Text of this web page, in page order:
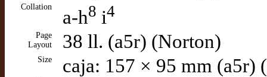
Collation a-h8 i4
Page
Layout
38 ll. (a5r) (Norton)
Size caja: 157 × 95 mm (a5r)